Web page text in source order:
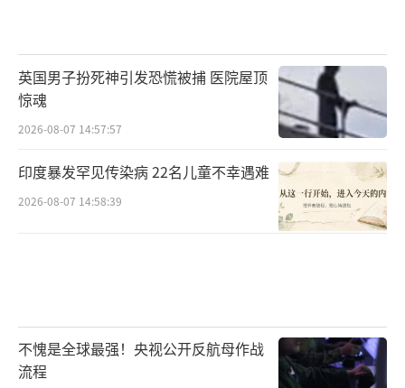
英国男子扮死神引发恐慌被捕 医院屋顶
惊魂
2026-08-07 14:57:57
印度暴发罕见传染病 22名儿童不幸遇难
2026-08-07 14:58:39
不愧是全球最强！央视公开反航母作战
流程